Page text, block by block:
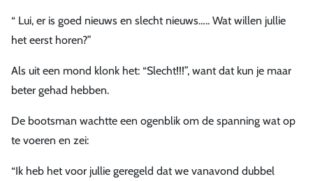
“ Lui, er is goed nieuws en slecht nieuws….. Wat willen jullie
het eerst horen?”
Als uit een mond klonk het: “Slecht!!!”, want dat kun je maar
beter gehad hebben.
De bootsman wachtte een ogenblik om de spanning wat op
te voeren en zei:
“Ik heb het voor jullie geregeld dat we vanavond dubbel